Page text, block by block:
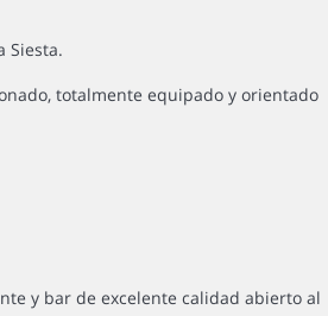
Siesta.
totalmente equipado y orientado
y bar de excelente calidad abierto al